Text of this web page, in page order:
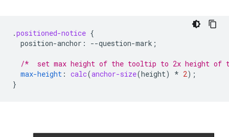
.positioned-notice {
position-anchor : --question-mark ;
/*  set max height of the tooltip to 2x height of
max-height : calc(anchor-size(height) * 2);
}